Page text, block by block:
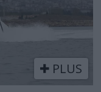
PLUS